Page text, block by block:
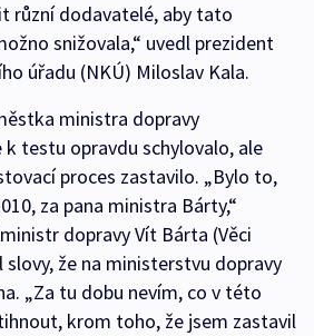
různí dodavatelé, aby tato
snižovala,“ uvedl prezident
úřadu (NKÚ) Miloslav Kala.
ministra dopravy
k testu opravdu schylovalo, ale
proces zastavilo. „Bylo to,
za pana ministra Bárty,“
dopravy Vít Bárta (Věci
slovy, že na ministerstvu dopravy
„Za tu dobu nevím, co v této
krom toho, že jsem zastavil